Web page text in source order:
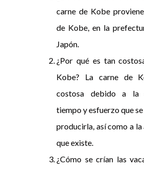
carne de Kobe
de Kobe, en la
Japón.
¿Por qué es tan
Kobe? La carne de
costosa debido a la
tiempo y esfuerzo que
producirla, así como a
que existe.
¿Cómo se crían las